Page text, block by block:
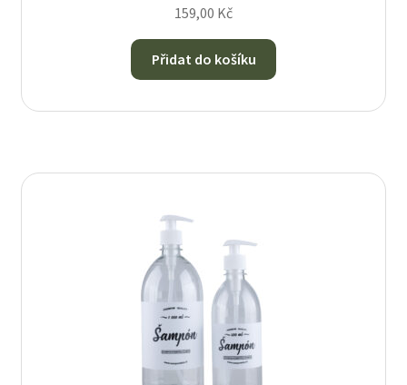
Zásady ochrany osobních údajů
Zboží se slevou
159,00 Kč
Přidat do košíku